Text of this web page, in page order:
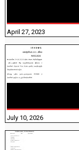
April 27, 2023
July 10, 2026